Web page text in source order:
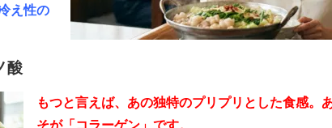
え性の
酸
もつと言えば、あの独特のプリプリとした食感。
そが「コラーゲン」です。